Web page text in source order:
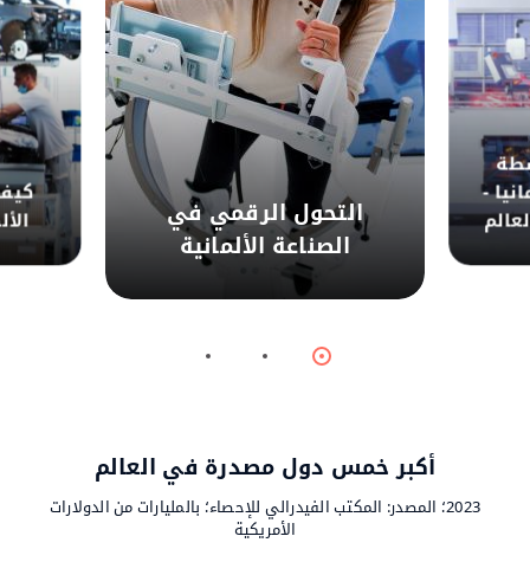
-
التحول الرقمي في
الصناعة الألمانية
أكبر خمس دول مصدرة في العالم
2023؛ المصدر: المكتب الفيدرالي للإحصاء؛ بالمليارات من الدولارات
الأمريكية